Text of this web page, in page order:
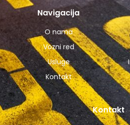
Navigacija
O nama
Vozni red
Usluge
Kontakt
Kontakt